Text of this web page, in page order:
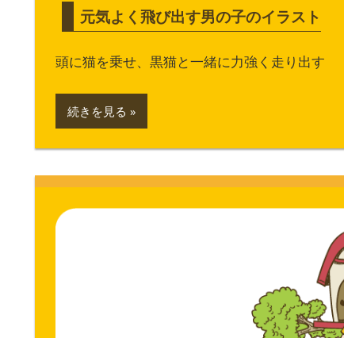
元気よく飛び出す男の子のイラスト
頭に猫を乗せ、黒猫と一緒に力強く走り出す
続きを見る